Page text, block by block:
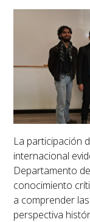
La participación
internacional
Departamento
conocimiento
a comprender
perspectiva